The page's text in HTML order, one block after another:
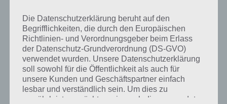
Auf WhatsApp teilen Teilen auf Facebook
Tweet auf Twitter
Mehr Artikel hier auf Touchportal
Die Datenschutzerklärung beruht auf den
Begrifflichkeiten, die durch den Europäischen
Richtlinien- und Verordnungsgeber beim Erlass
der Datenschutz-Grundverordnung (DS-GVO)
verwendet wurden. Unsere Datenschutzerklärung
soll sowohl für die Öffentlichkeit als auch für
unsere Kunden und Geschäftspartner einfach
lesbar und verständlich sein. Um dies zu
gewährleisten, möchten wir vorab die verwendeten